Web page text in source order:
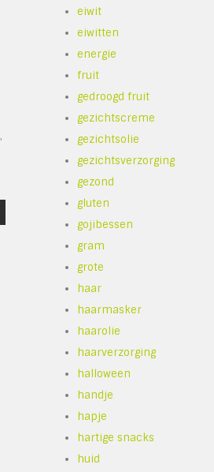
,
eiwit
eiwitten
energie
fruit
gedroogd fruit
gezichtscreme
gezichtsolie
gezichtsverzorging
gezond
gluten
gojibessen
gram
grote
haar
haarmasker
haarolie
haarverzorging
halloween
handje
hapje
hartige snacks
huid